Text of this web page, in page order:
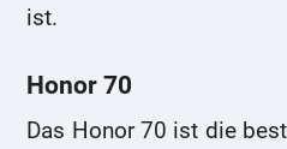
ist.
Honor 70
Das Honor 70 ist die